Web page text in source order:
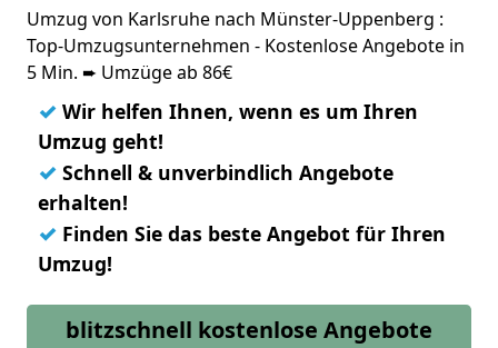
Umzug von Karlsruhe nach Münster-Uppenberg :
Top-Umzugsunternehmen - Kostenlose Angebote in
5 Min. ➨ Umzüge ab 86€
✓ Wir helfen Ihnen, wenn es um Ihren
Umzug geht!
✓ Schnell & unverbindlich Angebote
erhalten!
✓ Finden Sie das beste Angebot für Ihren
Umzug!
blitzschnell kostenlose Angebote